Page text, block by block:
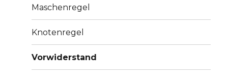
Maschenregel
Knotenregel
Vorwiderstand